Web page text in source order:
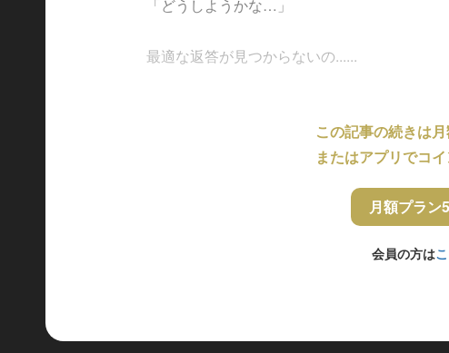
「どうしようかな…」
最適な返答が見つからないの......
この記事の続きは
またはアプリでコ
月額プラン
会員の方は